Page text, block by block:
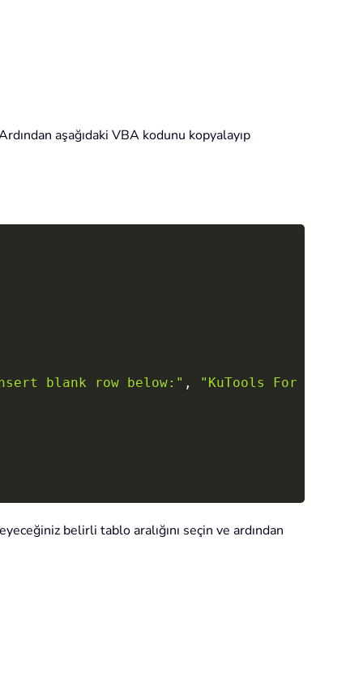
aşağıdaki VBA kodunu kopyalayıp
blank row below:" , "KuTools For Excel"
belirli tablo aralığını seçin ve ardından